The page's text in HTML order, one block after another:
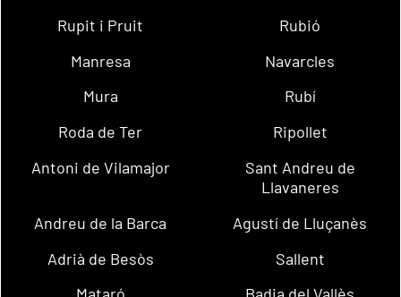
Rupit i Pruit
Rubió
Manresa
Navarcles
Mura
Rubí
Roda de Ter
Ripollet
Antoni de Vilamajor
Sant Andreu de
Llavaneres
Andreu de la Barca
Agustí de Lluçanès
Adrià de Besòs
Sallent